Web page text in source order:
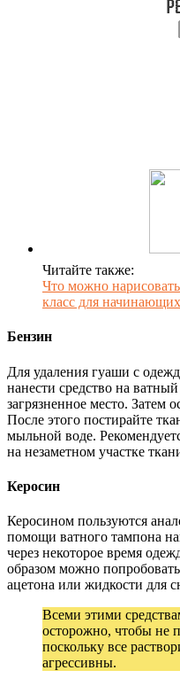
Читайте также:
Что можно
класс для начинающих
Бензин
Для удаления гуаши с
нанести средство на
загрязненное место. Затем
После этого постирайте
мыльной воде.
на незаметном участке
Керосин
Керосином пользуются
помощи ватного тампона
через некоторое время
образом можно
ацетона или жидкости для
Всеми этими
осторожно, чтобы не
поскольку все
агрессивны.